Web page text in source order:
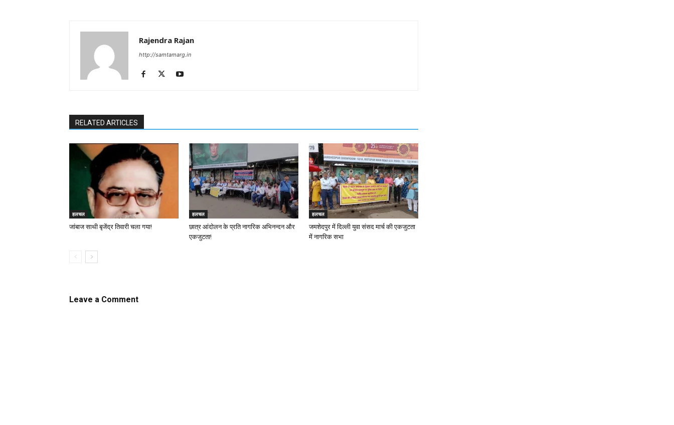
Rajendra Rajan
http://samtamarg.in
RELATED ARTICLES
हलचल
जांबाज साथी बृजेंद्र तिवारी चला गया!
हलचल
छात्र आंदोलन के प्रति नागरिक अभिनन्दन और
एकजुटता!
हलचल
जमशेदपुर में दिल्ली युवा संसद मार्च की एकजुटता
में नागरिक सभा
Leave a Comment